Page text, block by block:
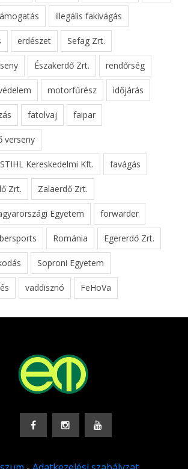
illegális fakivágás
erdészet Sefag Zrt.
Északerdő Zrt. rendőrség
motorfűrész időjárás
fatolvaj faipar
verseny
Kereskedelmi Kft. favágás
Zrt. Zalaerdő Zrt.
Egyetem forwarder
Románia Egererdő Zrt.
Soproni Egyetem
vaddisznó FeHoVa